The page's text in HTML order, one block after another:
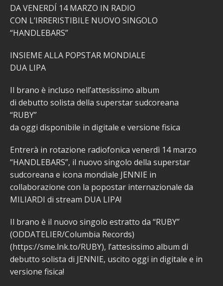
DA VENERDÍ 14 MARZO IN RADIO
CON L’IRRERISTIBILE NUOVO SINGOLO
“HANDLEBARS”
INSIEME ALLA POPSTAR MONDIALE
DUA LIPA
Il brano è incluso nell’attesissimo album
di debutto solista della superstar sudcoreana
“RUBY”
da oggi disponibile in digitale e versione fisica
Entrerà in rotazione radiofonica venerdì 14 marzo
“HANDLEBARS”, il nuovo singolo della superstar
sudcoreana e icona mondiale JENNIE in
collaborazione con la popostar internazionale da
MILIARDI di stream DUA LIPA!
Il brano è il nuovo singolo estratto da “RUBY”
(ODDATELIER/Columbia Records)
(https://sme.lnk.to/RUBY), l’attesissimo album di
debutto solista di JENNIE, uscito oggi in digitale e in
versione fisica!